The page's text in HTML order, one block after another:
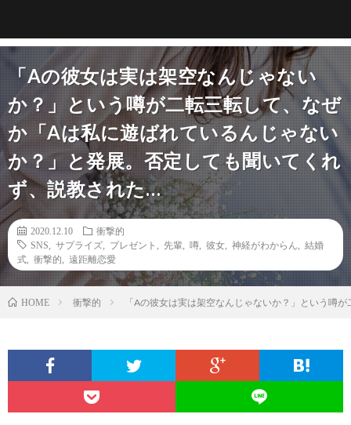
「Aの彼女は実は架空なんじゃない
か？」という噂が二転三転して、なぜ
か「Aは私に遊ばれているんじゃない
か？」と発展。否定しても聞いてくれ
ず、説教された…
2020.12.10
衝撃的
SNS
サプライズ プレゼント 先輩 噂 彼女 神経がわからん
結婚
式
衝撃的 遠距離恋愛
HOME 衝撃的 「Aの彼女は実は架空なんじゃないか？」という噂